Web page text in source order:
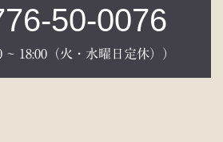
50-0076
~ 18:00（火・水曜日定休））